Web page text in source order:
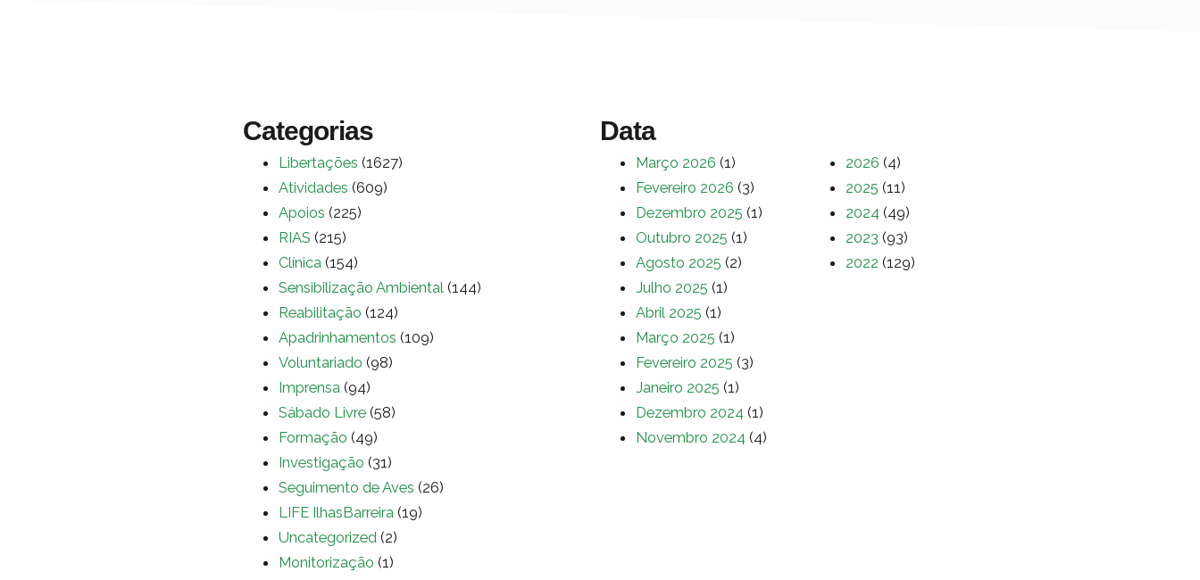
Categorias
Libertações (1627)
Atividades (609)
Apoios (225)
RIAS (215)
Clínica (154)
Sensibilização Ambiental (144)
Reabilitação (124)
Apadrinhamentos (109)
Voluntariado (98)
Imprensa (94)
Sábado Livre (58)
Formação (49)
Investigação (31)
Seguimento de Aves (26)
LIFE IlhasBarreira (19)
Uncategorized (2)
Monitorização (1)
Data
Março 2026 (1)
Fevereiro 2026 (3)
Dezembro 2025 (1)
Outubro 2025 (1)
Agosto 2025 (2)
Julho 2025 (1)
Abril 2025 (1)
Março 2025 (1)
Fevereiro 2025 (3)
Janeiro 2025 (1)
Dezembro 2024 (1)
Novembro 2024 (4)
2026 (4)
2025 (11)
2024 (49)
2023 (93)
2022 (129)